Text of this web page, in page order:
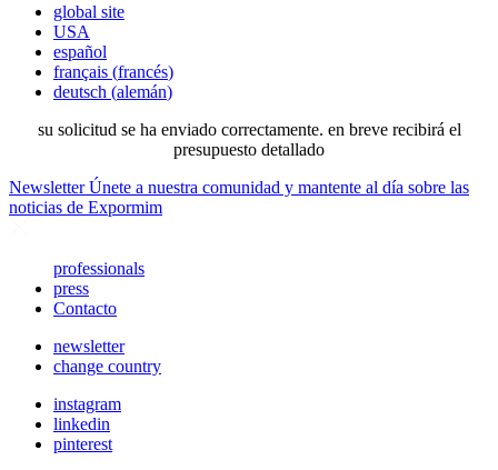
global site
USA
español
français (francés)
deutsch (alemán)
su solicitud se ha enviado correctamente. en breve recibirá el
presupuesto detallado
Newsletter Únete a nuestra comunidad y mantente al día sobre las
noticias de Expormim
professionals
press
Contacto
newsletter
change country
instagram
linkedin
pinterest